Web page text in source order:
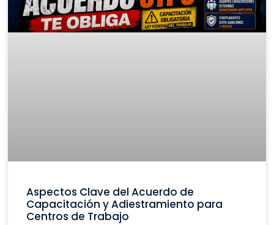
Aspectos Clave del Acuerdo de
Capacitación y Adiestramiento para
Centros de Trabajo